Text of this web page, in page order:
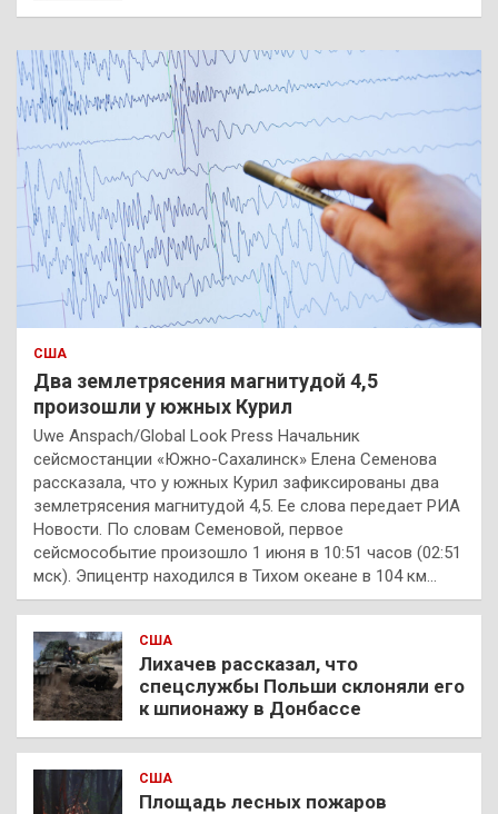
США
Два землетрясения магнитудой 4,5
произошли у южных Курил
Uwe Anspach/Global Look Press Начальник
сейсмостанции «Южно-Сахалинск» Елена Семенова
рассказала, что у южных Курил зафиксированы два
землетрясения магнитудой 4,5. Ее слова передает РИА
Новости. По словам Семеновой, первое
сейсмособытие произошло 1 июня в 10:51 часов (02:51
мск). Эпицентр находился в Тихом океане в 104 км…
США
Лихачев рассказал, что
спецслужбы Польши склоняли его
к шпионажу в Донбассе
США
Площадь лесных пожаров